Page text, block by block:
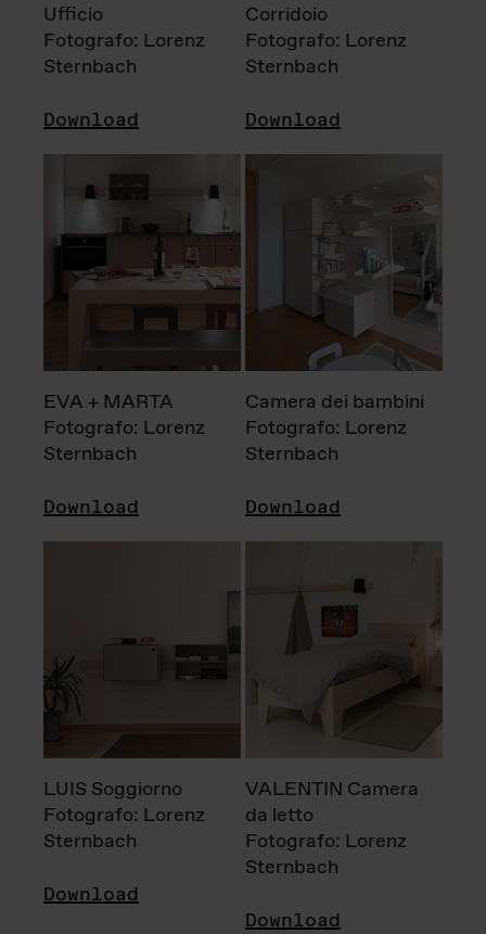
Ufficio
Fotografo: Lorenz
Sternbach
Download
Corridoio
Fotografo: Lorenz
Sternbach
Download
EVA + MARTA
Fotografo: Lorenz
Sternbach
Download
Camera dei bambini
Fotografo: Lorenz
Sternbach
Download
LUIS Soggiorno
Fotografo: Lorenz
Sternbach
Download
VALENTIN Camera
da letto
Fotografo: Lorenz
Sternbach
Download